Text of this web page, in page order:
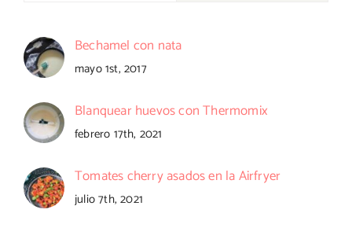
Bechamel con nata
mayo 1st, 2017
Blanquear huevos con Thermomix
febrero 17th, 2021
Tomates cherry asados en la Airfryer
julio 7th, 2021